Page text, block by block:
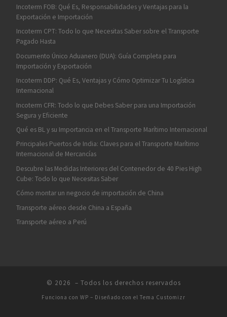
Incoterm FOB: Qué Es, Responsabilidades y Ventajas para la
Exportación e Importación
Incoterm CPT: Todo lo que Necesitas Saber sobre el Transporte
Pagado Hasta
Documento Único Aduanero (DUA): Guía Completa para
Importación y Exportación
Incoterm DDP: Qué Es, Ventajas y Cómo Optimizar Tu Logística
Internacional
Incoterm CFR: Todo lo que Debes Saber para una Importación
Segura y Eficiente
Qué es BL y su Importancia en el Transporte Marítimo Internacional
Principales Puertos de India: Claves para el Transporte Marítimo
Internacional de Mercancías
Descubre las Medidas Interiores del Contenedor de 40 Pies High
Cube: Todo lo que Necesitas Saber
Cómo montar un negocio de importación de China
Transporte aéreo desde China a España
Transporte aéreo a Perú
© 2026 – Todos los derechos reservados
Funciona con WP – Diseñado con el Tema Customizr